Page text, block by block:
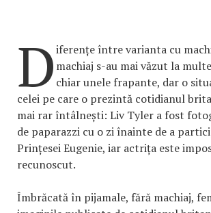
Diferențe între varianta cu
machiaj s-au mai văzut la
chiar unele frapante, dar o
celei pe care o prezintă cotidianul
mai rar întâlnești: Liv Tyler a fost
de paparazzi cu o zi înainte de a
Prințesei Eugenie, iar actrița este
recunoscut.
Îmbrăcată în pijamale, fără machiaj,